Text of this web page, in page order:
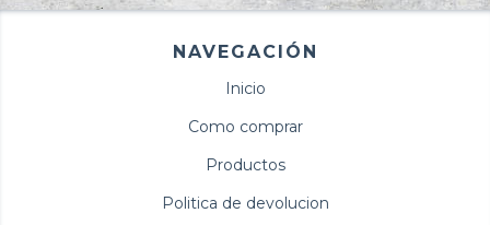
NAVEGACIÓN
Inicio
Como comprar
Productos
Politica de devolucion